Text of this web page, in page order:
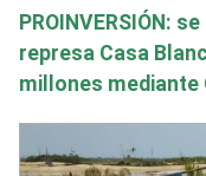
PROINVERSIÓN:
represa Casa
millones mediante